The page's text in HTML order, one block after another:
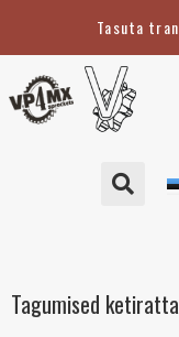
content
Tasuta
Tagumised